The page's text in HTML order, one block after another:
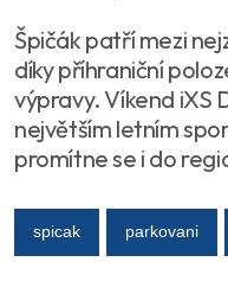
Špičák patří mezi
díky příhraniční
výpravy. Víkend iXS
největším letním
promítne se i do
spicak parkovani